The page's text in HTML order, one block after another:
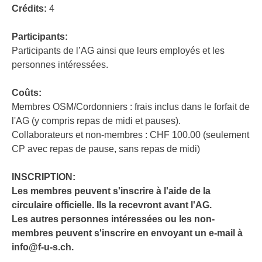
Crédits: 4
Participants:
Participants de l’AG ainsi que leurs employés et les
personnes intéressées.
Coûts:
Membres OSM/Cordonniers : frais inclus dans le forfait de
l'AG (y compris repas de midi et pauses).
Collaborateurs et non-membres : CHF 100.00 (seulement
CP avec repas de pause, sans repas de midi)
INSCRIPTION:
Les membres peuvent s'inscrire à l'aide de la
circulaire officielle. Ils la recevront avant l'AG.
Les autres personnes intéressées ou les non-
membres peuvent s'inscrire en envoyant un e-mail à
info@f-u-s.ch.